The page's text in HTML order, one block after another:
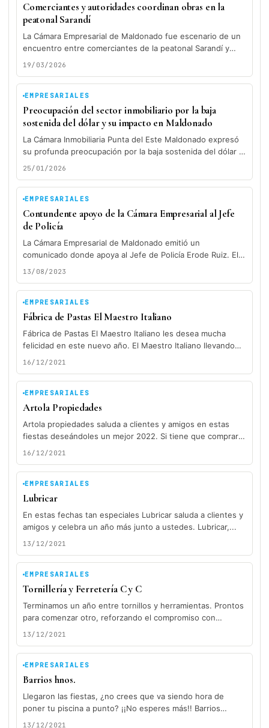
Comerciantes y autoridades coordinan obras en la
peatonal Sarandí
La Cámara Empresarial de Maldonado fue escenario de un
encuentro entre comerciantes de la peatonal Sarandí y
autoridades de la...
19/03/2026
EMPRESARIALES
Preocupación del sector inmobiliario por la baja
sostenida del dólar y su impacto en Maldonado
La Cámara Inmobiliaria Punta del Este Maldonado expresó
su profunda preocupación por la baja sostenida del dólar y
el impacto...
25/01/2026
EMPRESARIALES
Contundente apoyo de la Cámara Empresarial al Jefe
de Policía
La Cámara Empresarial de Maldonado emitió un
comunicado donde apoya al Jefe de Policía Erode Ruiz. El
jerarca policial participó...
13/08/2023
EMPRESARIALES
Fábrica de Pastas El Maestro Italiano
Fábrica de Pastas El Maestro Italiano les desea mucha
felicidad en este nuevo año. El Maestro Italiano llevando
siempre sabor...
16/12/2021
EMPRESARIALES
Artola Propiedades
Artola propiedades saluda a clientes y amigos en estas
fiestas deseándoles un mejor 2022. Si tiene que comprar,
vender, alquilar...
16/12/2021
EMPRESARIALES
Lubricar
En estas fechas tan especiales Lubricar saluda a clientes y
amigos y celebra un año más junto a ustedes. Lubricar,...
13/12/2021
EMPRESARIALES
Tornillería y Ferretería C y C
Terminamos un año entre tornillos y herramientas. Prontos
para comenzar otro, reforzando el compromiso con
nuestros clientes. Tornillería y Ferretería...
13/12/2021
EMPRESARIALES
Barrios hnos.
Llegaron las fiestas, ¿no crees que va siendo hora de
poner tu piscina a punto? ¡¡No esperes más!! Barrios
Hermanos...
13/12/2021